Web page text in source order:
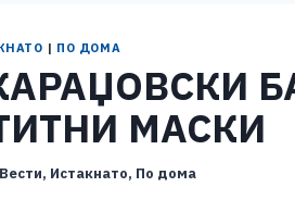
| ПО ДОМА
МАСКИ
Вести, Истакнато, По дома